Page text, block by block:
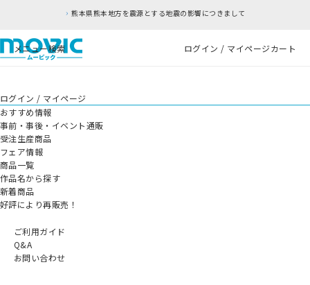
熊本県熊本地方を震源とする地震の影響につきまして
メニュー検索 ログイン / マイページカート
ログイン / マイページ
おすすめ情報
事前・事後・イベント通販
受注生産商品
フェア情報
商品一覧
作品名から探す
新着商品
好評により再販売！
ご利用ガイド
Q&A
お問い合わせ